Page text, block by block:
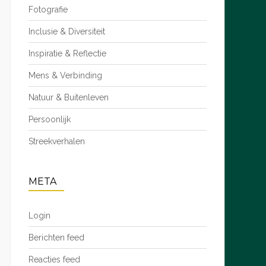
Fotografie
Inclusie & Diversiteit
Inspiratie & Reflectie
Mens & Verbinding
Natuur & Buitenleven
Persoonlijk
Streekverhalen
META
Login
Berichten feed
Reacties feed